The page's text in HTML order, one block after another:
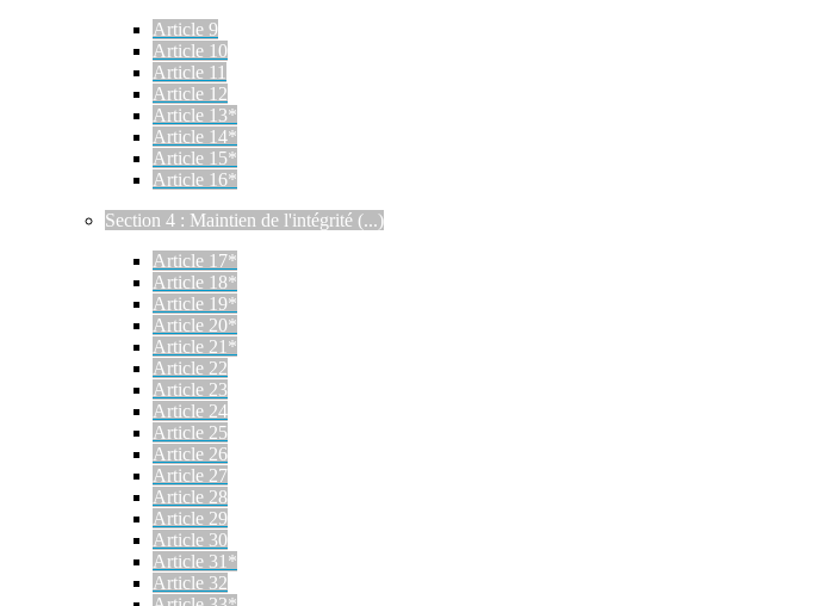
Article 9
Article 10
Article 11
Article 12
Article 13*
Article 14*
Article 15*
Article 16*
Section 4 : Maintien de l'intégrité (...)
Article 17*
Article 18*
Article 19*
Article 20*
Article 21*
Article 22
Article 23
Article 24
Article 25
Article 26
Article 27
Article 28
Article 29
Article 30
Article 31*
Article 32